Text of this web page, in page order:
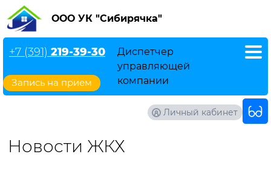
ООО УК "Сибирячка"
Запись на прием
+7 (391) 219-39-30
Диспетчер
управляющей
компании
Личный кабинет
Новости ЖКХ